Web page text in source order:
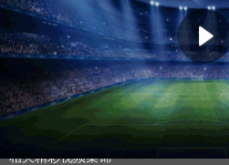
相关精彩视频集锦